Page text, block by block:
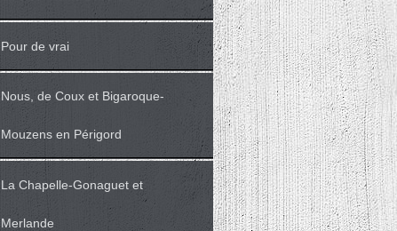
Pour de vrai
Nous, de Coux et Bigaroque-
Mouzens en Périgord
La Chapelle-Gonaguet et
Merlande